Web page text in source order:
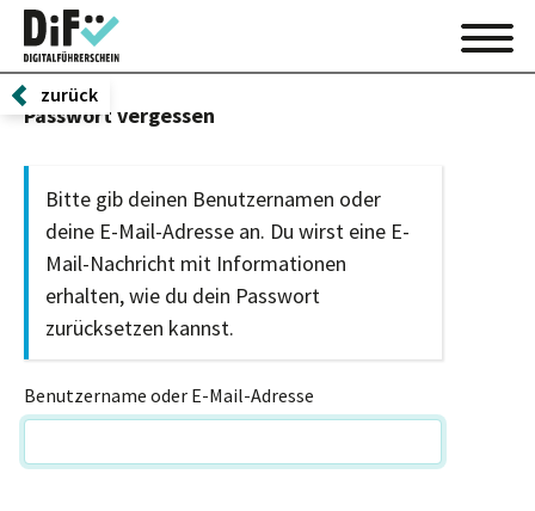
zurück
Passwort vergessen
Bitte gib deinen Benutzernamen oder
deine E-Mail-Adresse an. Du wirst eine E-
Mail-Nachricht mit Informationen
erhalten, wie du dein Passwort
zurücksetzen kannst.
Benutzername oder E-Mail-Adresse